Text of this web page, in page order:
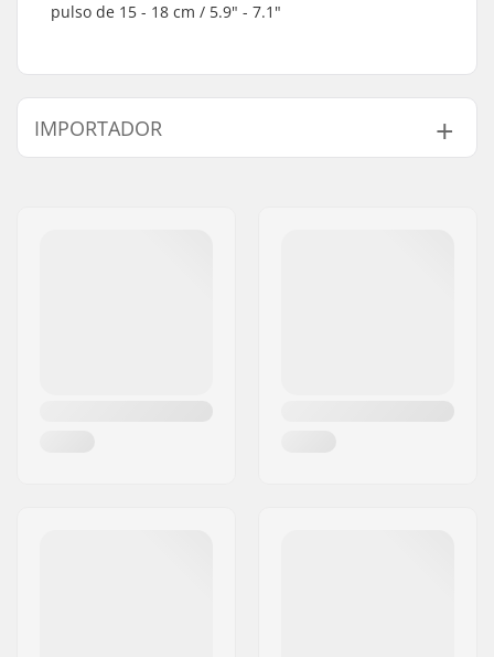
pulso de 15 - 18 cm / 5.9" - 7.1"
IMPORTADOR